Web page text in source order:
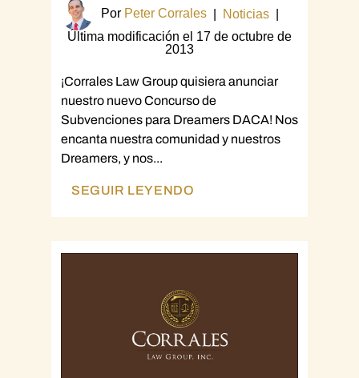
Por Peter Corrales Noticias
Última modificación el 17 de octubre de
2013
¡Corrales Law Group quisiera anunciar
nuestro nuevo Concurso de
Subvenciones para Dreamers DACA! Nos
encanta nuestra comunidad y nuestros
Dreamers, y nos...
SEGUIR LEYENDO